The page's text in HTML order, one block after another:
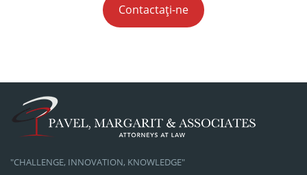
Contactați-ne
"CHALLENGE, INNOVATION, KNOWLEDGE"